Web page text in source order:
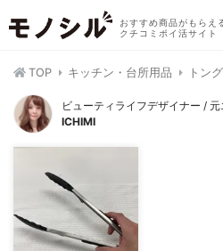
おすすめ商品がもらえ
クチコミポイ活サイト
TOP キッチン・台所用品 トング
ビューティライフデザイナー /
ICHIMI